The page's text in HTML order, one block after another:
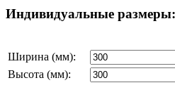
Индивидуальные размеры:
Ширина (мм):
Высота (мм):